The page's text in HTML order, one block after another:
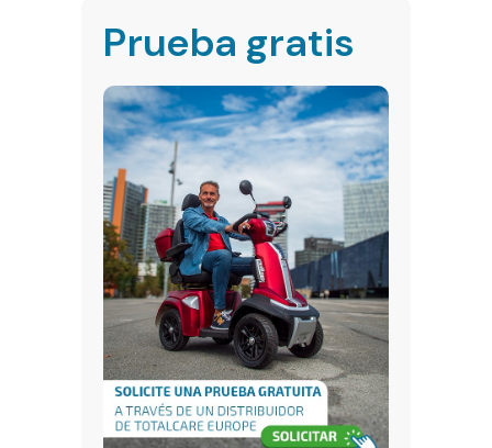
Prueba gratis